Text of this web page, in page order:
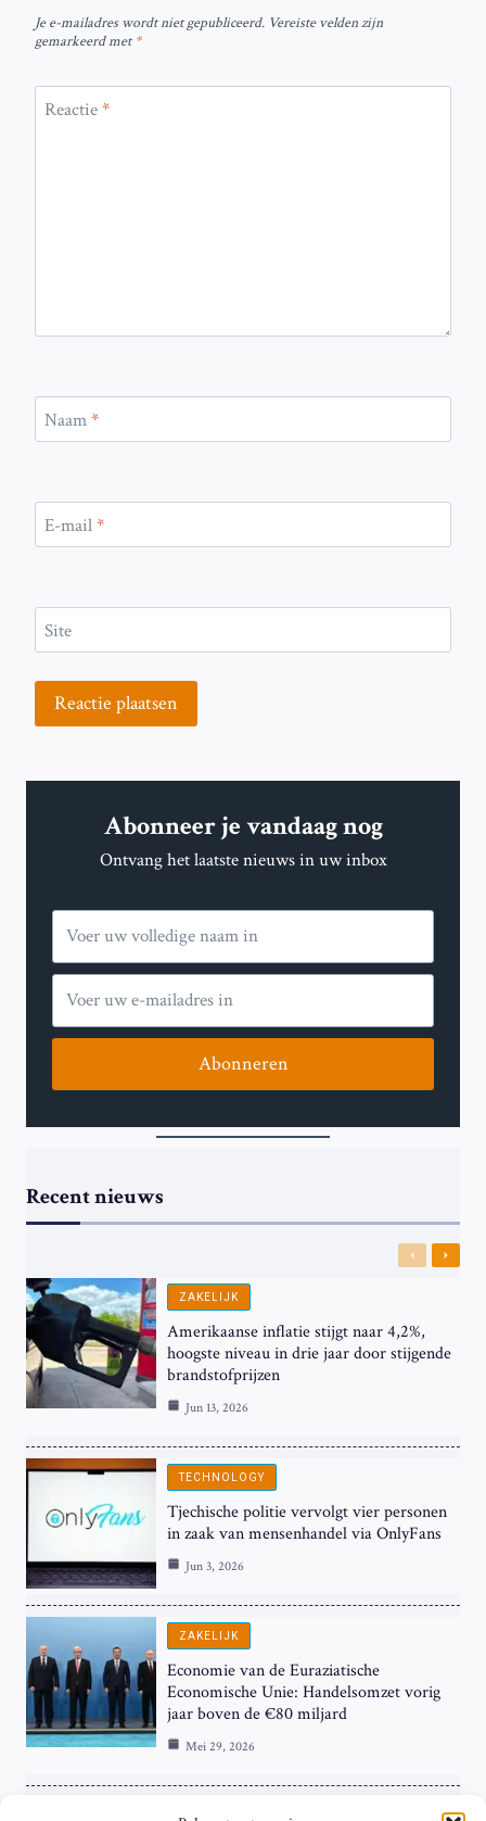
Je e-mailadres wordt niet gepubliceerd. Vereiste velden zijn
gemarkeerd met*
Reactie*
Naam*
E-mail*
Site
Abonneer je vandaag nog
Ontvang het laatste nieuws in uw inbox
Abonneren
Recent nieuws
Previous
Next
ZAKELIJK
Amerikaanse inflatie stijgt naar 4,2%,
hoogste niveau in drie jaar door stijgende
brandstofprijzen
Jun 13, 2026
TECHNOLOGY
Tjechische politie vervolgt vier personen
in zaak van mensenhandel via OnlyFans
Jun 3, 2026
ZAKELIJK
Economie van de Euraziatische
Economische Unie: Handelsomzet vorig
jaar boven de €80 miljard
Mei 29, 2026
ZAKELIJK